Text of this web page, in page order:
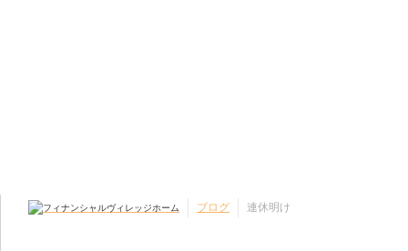
ブログ 連休明け